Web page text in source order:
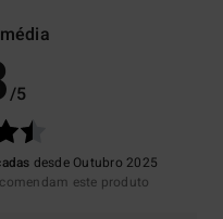
/5
desde Outubro 2025
este produto